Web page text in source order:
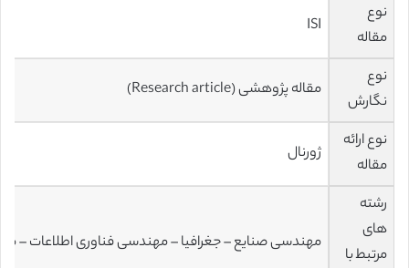
نوع
مقاله
ISI
نوع
نگارش
مقاله پژوهشی (Research article)
نوع ارائه
مقاله
ژورنال
رشته
های
مرتبط با
مهندسی صنایع – جغرافیا – مهندسی فناوری اطلاعات –